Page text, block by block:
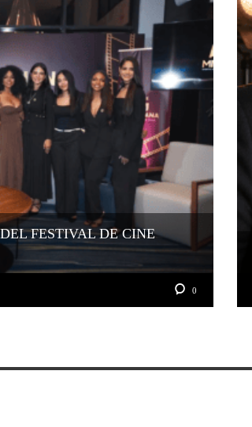
FESTIVAL DE CINE
0